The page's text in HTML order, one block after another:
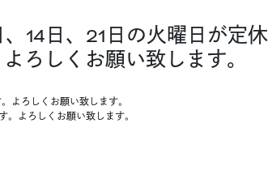
14日、21日の火曜日が定
ろしくお願い致します。
よろしくお願い致します。
。よろしくお願い致します。